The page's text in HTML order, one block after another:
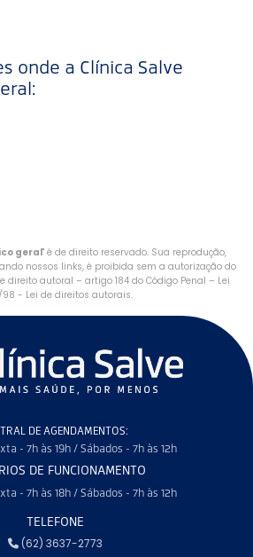
onde a Clínica Salve
geral" é de direito reservado. Sua reprodução,
nossos links, é proibida sem a autorização do
direito autoral – artigo 184 do Código Penal – Lei
98 - Lei de direitos autorais.
DE AGENDAMENTOS:
- 7h às 19h / Sábados - 7h às 12h
DE FUNCIONAMENTO
- 7h às 18h / Sábados - 7h às 12h
TELEFONE
(62) 3637-2773